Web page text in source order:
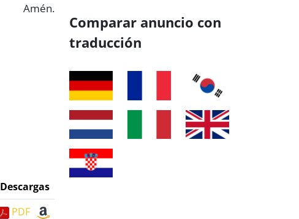
Amén.
Descargas
PDF
Comparar anuncio con
traducción